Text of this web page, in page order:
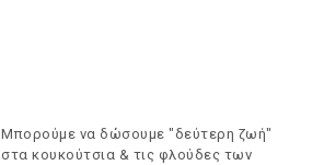
Μπορούμε να δώσουμε "δεύτερη ζωή"
στα κουκούτσια & τις φλούδες των